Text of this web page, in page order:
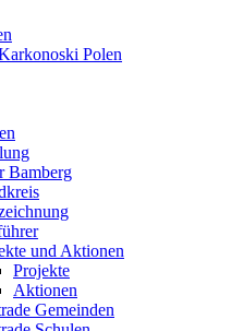
Polen
Bamberg
und Aktionen
Projekte
Aktionen
Gemeinden